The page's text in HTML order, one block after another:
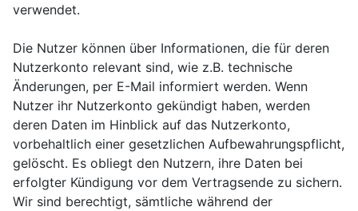
verwendet.
Die Nutzer können über Informationen, die für deren
Nutzerkonto relevant sind, wie z.B. technische
Änderungen, per E-Mail informiert werden. Wenn
Nutzer ihr Nutzerkonto gekündigt haben, werden
deren Daten im Hinblick auf das Nutzerkonto,
vorbehaltlich einer gesetzlichen Aufbewahrungspflicht,
gelöscht. Es obliegt den Nutzern, ihre Daten bei
erfolgter Kündigung vor dem Vertragsende zu sichern.
Wir sind berechtigt, sämtliche während der